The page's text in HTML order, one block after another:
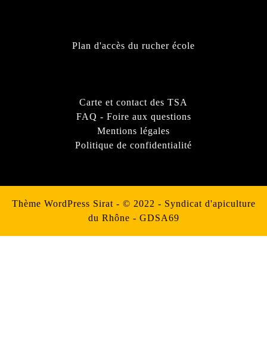
Plan d'accès du rucher école
Carte et contact des TSA
FAQ - Foire aux questions
Mentions légales
Politique de confidentialité
Thème WordPress Sirat - © 2022 - Syndicat d'apiculture
du Rhône - GDSA69